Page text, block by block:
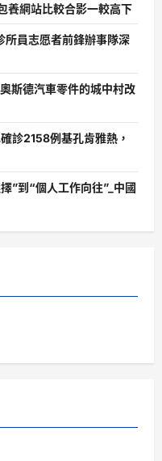
養網站比較合影一較高下
所員志愿者前鋒辦事隊深
斯德汽車零件的城中村改
診2158例基孔肯雅熱，
”到“個人工作向往”_中國